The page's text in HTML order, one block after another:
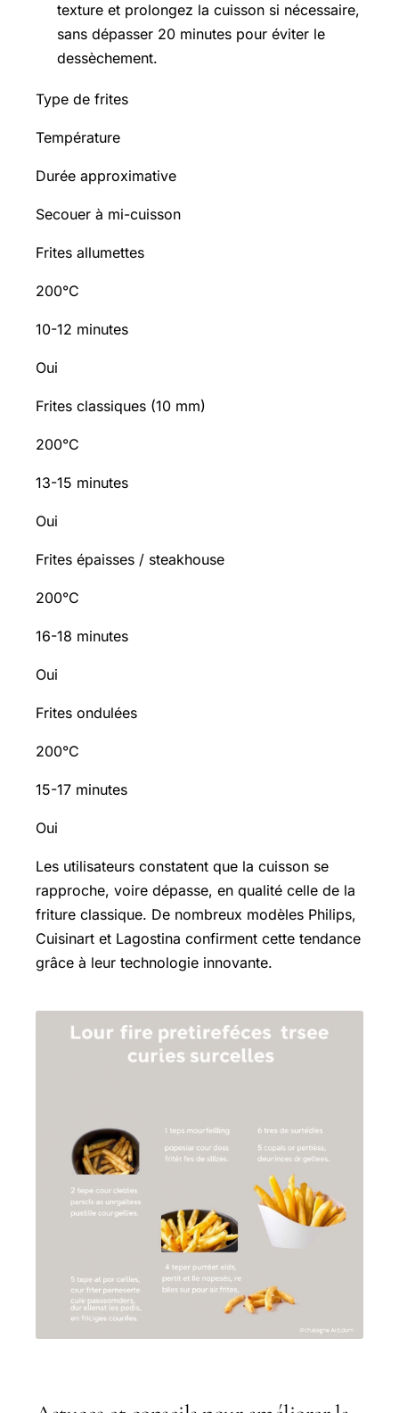
texture et prolongez la cuisson si nécessaire,
sans dépasser 20 minutes pour éviter le
dessèchement.
Type de frites
Température
Durée approximative
Secouer à mi-cuisson
Frites allumettes
200°C
10-12 minutes
Oui
Frites classiques (10 mm)
200°C
13-15 minutes
Oui
Frites épaisses / steakhouse
200°C
16-18 minutes
Oui
Frites ondulées
200°C
15-17 minutes
Oui
Les utilisateurs constatent que la cuisson se
rapproche, voire dépasse, en qualité celle de la
friture classique. De nombreux modèles Philips,
Cuisinart et Lagostina confirment cette tendance
grâce à leur technologie innovante.